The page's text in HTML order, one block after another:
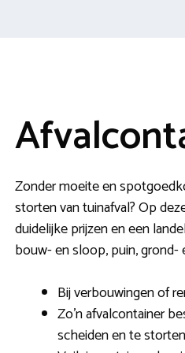
Zonder moeite en
storten van tuinafval? Op
duidelijke prijzen en een
bouw- en sloop, puin, grond-
Bij verbouwingen of
Zo’n afvalcontainer
scheiden en te